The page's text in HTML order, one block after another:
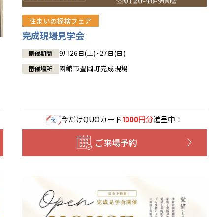
住まいの探検フェア
完成現場見学会
開催期間 9月26日(土)・27日(日)
開催場所 函館市豊岡町完成現場
今だけQUOカード1000円分進呈中！
ご来場予約